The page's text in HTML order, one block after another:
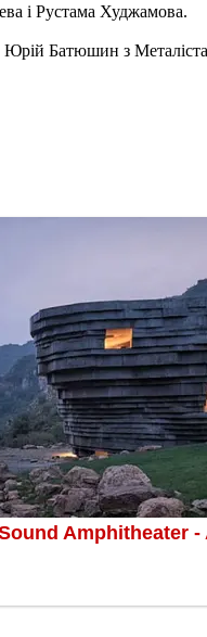
і Рустама Худжамова.
Юрій Батюшин з